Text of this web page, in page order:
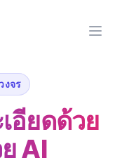
งจร
อียดด้วย
AI